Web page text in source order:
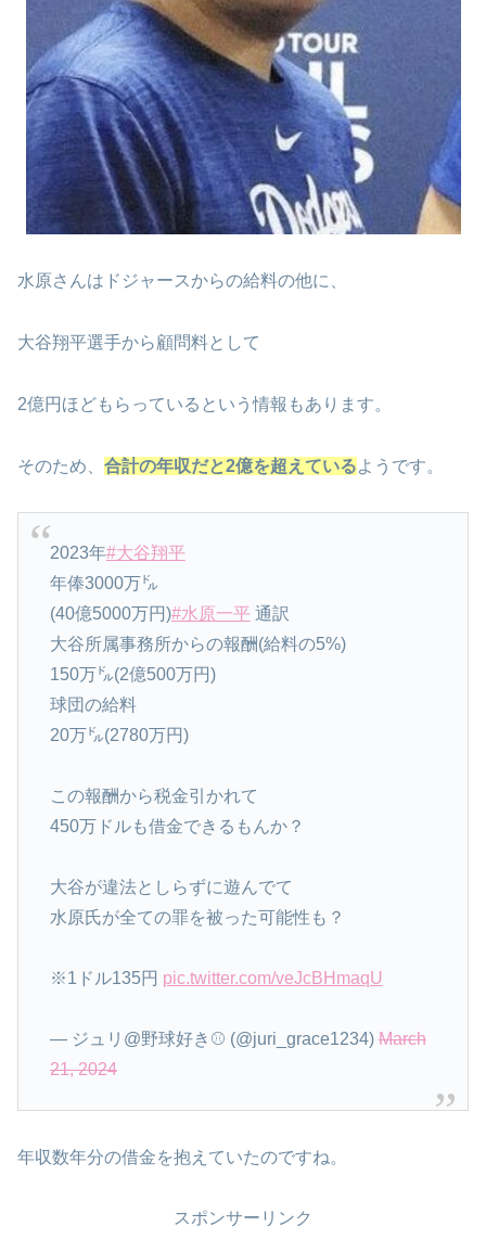
水原さんはドジャースからの給料の他に、
大谷翔平選手から顧問料として
2億円ほどもらっているという情報もあります。
そのため、 合計の年収だと2億を超えているようです。
2023年#大谷翔平
年俸3000万㌦
(40億5000万円)#水原一平 通訳
大谷所属事務所からの報酬(給料の5%)
150万㌦(2億500万円)
球団の給料
20万㌦(2780万円)
この報酬から税金引かれて
450万ドルも借金できるもんか？
大谷が違法としらずに遊んでて
水原氏が全ての罪を被った可能性も？
※1ドル135円 pic.twitter.com/veJcBHmaqU
— ジュリ@野球好き⚾️ (@juri_grace1234) March
21, 2024
年収数年分の借金を抱えていたのですね。
スポンサーリンク